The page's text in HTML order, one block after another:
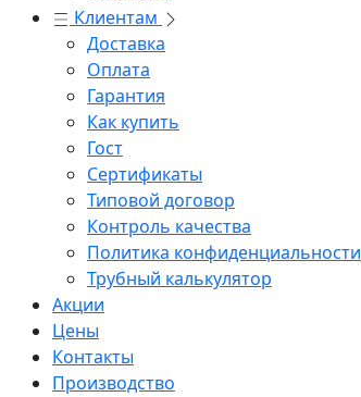
Клиентам
Доставка
Оплата
Гарантия
Как купить
Гост
Сертификаты
Типовой договор
Контроль качества
Политика конфиденциальности
Трубный калькулятор
Акции
Цены
Контакты
Производство